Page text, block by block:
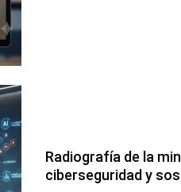
Radiografía de la
ciberseguridad y